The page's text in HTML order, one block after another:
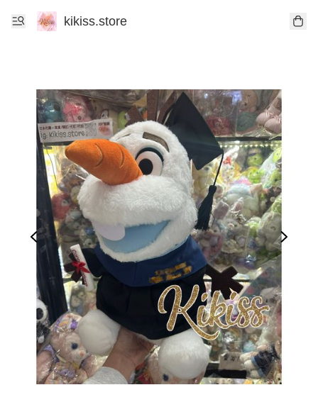
kikiss.store